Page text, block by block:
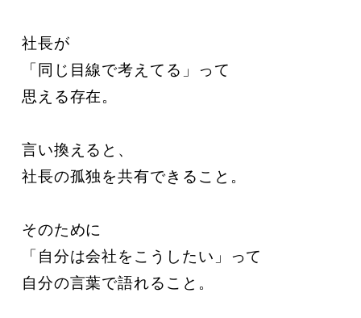
社長が
「同じ目線で考えてる」って
思える存在。
言い換えると、
社長の孤独を共有できること。
そのために
「自分は会社をこうしたい」って
自分の言葉で語れること。